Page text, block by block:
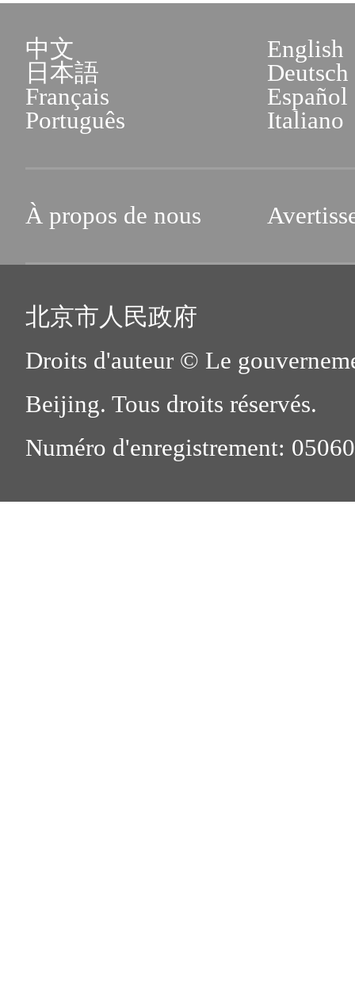
中文
English
日本語
Deutsch
Français
Español
Português
Italiano
À propos de nous
北京市人民政府
Droits d'auteur © Le
Beijing. Tous droits réservés.
Numéro d'enregistrement: